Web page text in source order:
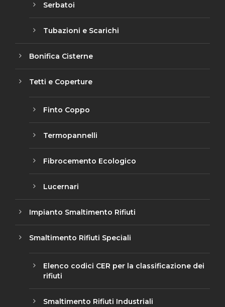
Serbatoi
Tubazioni e Scarichi
Bonifica Cisterne
Tetti e Coperture
Finto Coppo
Termopannelli
Fibrocemento Ecologico
Lucernari
Impianto Smaltimento Rifiuti
Smaltimento Rifiuti Speciali
Elenco codici CER per la classificazione dei
rifiuti
Smaltimento Rifiuti Industriali